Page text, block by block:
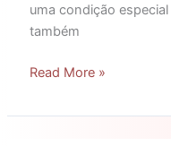
uma condição
também
Read More »